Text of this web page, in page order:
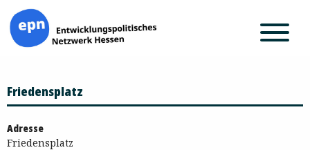
Inhalt
springen
Friedensplatz
Adresse
Friedensplatz